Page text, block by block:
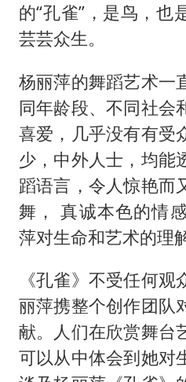
的“孔雀”，是鸟，也
芸芸众生。
杨丽萍的舞蹈艺术一
同年龄段、不同社会
喜爱，几乎没有有受
少，中外人士，均能
蹈语言，令人惊艳而
舞， 真诚本色的情
萍对生命和艺术的理
《孔雀》不受任何
丽萍携整个创作团队
献。人们在欣赏舞台
可以从中体会到她对